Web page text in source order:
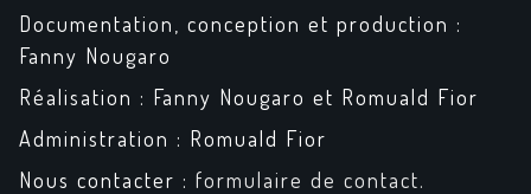
Documentation, conception et production :
Fanny Nougaro
Réalisation : Fanny Nougaro et Romuald Fior
Administration : Romuald Fior
Nous contacter : formulaire de contact.